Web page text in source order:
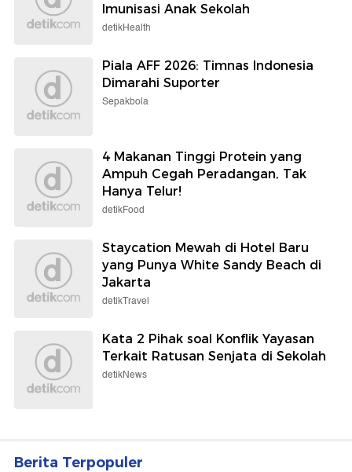
Imunisasi Anak Sekolah
detikHealth
Piala AFF 2026: Timnas Indonesia
Dimarahi Suporter
Sepakbola
4 Makanan Tinggi Protein yang
Ampuh Cegah Peradangan, Tak
Hanya Telur!
detikFood
Staycation Mewah di Hotel Baru
yang Punya White Sandy Beach di
Jakarta
detikTravel
Kata 2 Pihak soal Konflik Yayasan
Terkait Ratusan Senjata di Sekolah
detikNews
Berita Terpopuler